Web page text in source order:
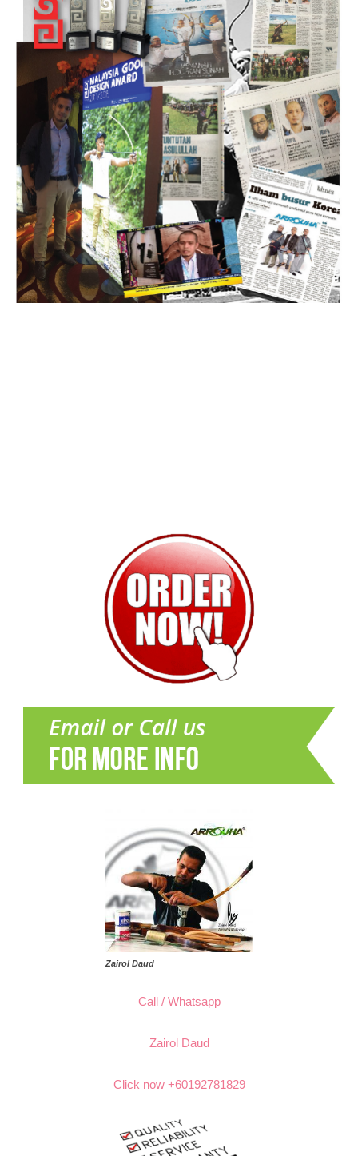
Zairol Daud
Call / Whatsapp
Zairol Daud
Click now +60192781829